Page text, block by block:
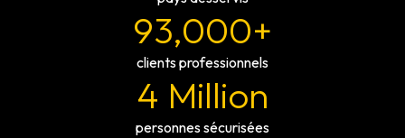
93,000+
clients professionnels
4 Million
personnes sécurisées